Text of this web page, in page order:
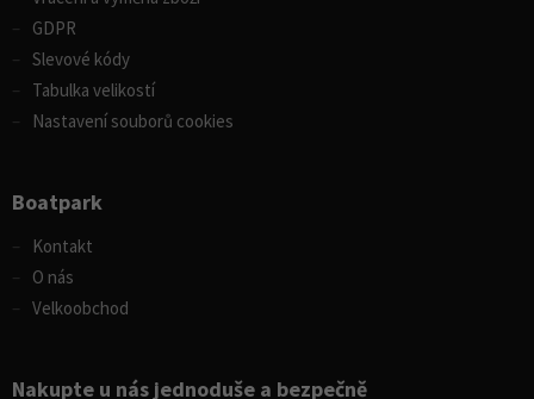
GDPR
Slevové kódy
Tabulka velikostí
Nastavení souborů cookies
Boatpark
Kontakt
O nás
Velkoobchod
Nakupte u nás jednoduše a bezpečně